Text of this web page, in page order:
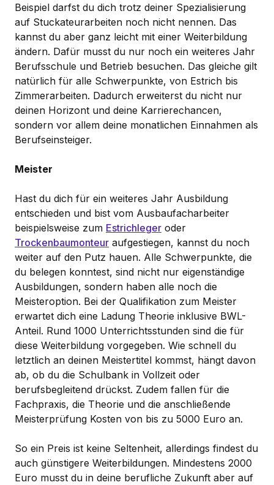
Beispiel darfst du dich trotz deiner Spezialisierung
auf Stuckateurarbeiten noch nicht nennen. Das
kannst du aber ganz leicht mit einer Weiterbildung
ändern. Dafür musst du nur noch ein weiteres Jahr
Berufsschule und Betrieb besuchen. Das gleiche gilt
natürlich für alle Schwerpunkte, von Estrich bis
Zimmerarbeiten. Dadurch erweiterst du nicht nur
deinen Horizont und deine Karrierechancen,
sondern vor allem deine monatlichen Einnahmen als
Berufseinsteiger.
Meister
Hast du dich für ein weiteres Jahr Ausbildung
entschieden und bist vom Ausbaufacharbeiter
beispielsweise zum Estrichleger oder
Trockenbaumonteur aufgestiegen, kannst du noch
weiter auf den Putz hauen. Alle Schwerpunkte, die
du belegen konntest, sind nicht nur eigenständige
Ausbildungen, sondern haben alle noch die
Meisteroption. Bei der Qualifikation zum Meister
erwartet dich eine Ladung Theorie inklusive BWL-
Anteil. Rund 1000 Unterrichtsstunden sind die für
diese Weiterbildung vorgegeben. Wie schnell du
letztlich an deinen Meistertitel kommst, hängt davon
ab, ob du die Schulbank in Vollzeit oder
berufsbegleitend drückst. Zudem fallen für die
Fachpraxis, die Theorie und die anschließende
Meisterprüfung Kosten von bis zu 5000 Euro an.
So ein Preis ist keine Seltenheit, allerdings findest du
auch günstigere Weiterbildungen. Mindestens 2000
Euro musst du in deine berufliche Zukunft aber auf